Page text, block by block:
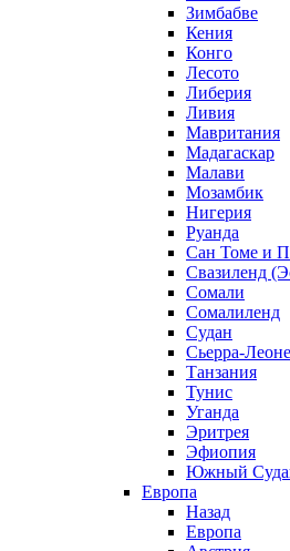
Зимбабве
Кения
Конго
Лесото
Либерия
Ливия
Мавритания
Мадагаскар
Малави
Мозамбик
Нигерия
Руанда
Сан Томе и
Свазиленд
Сомали
Сомалиленд
Судан
Сьерра-Леоне
Танзания
Тунис
Уганда
Эритрея
Эфиопия
Южный
Европа
Назад
Европа